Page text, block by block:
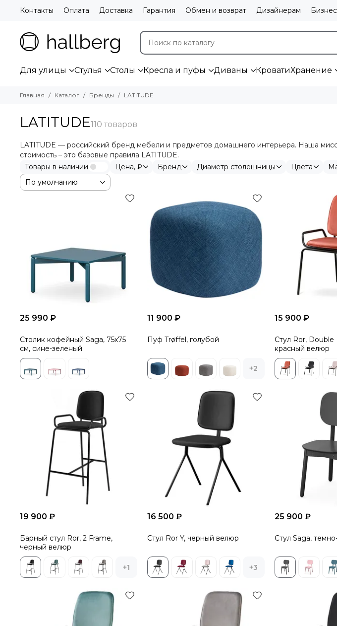
Контакты Оплата Доставка Гарантия Обмен и возврат Дизайнерам
Для улицы Стулья Столы Кресла и пуфы Диваны КроватиХранение
Главная Каталог Бренды LATITUDE
LATITUDE
LATITUDE — российский бренд мебели и предметов домашнего интерьера. Наша
стоимость – это базовые правила LATITUDE.
Товары в наличии
Цена, ₽ Бренд Диаметр столешницы Цвета
25 990 ₽
Столик кофейный Saga, 75х75
см, сине-зеленый
11 900 ₽
Пуф Trøffel, голубой
+2
15 900 ₽
Стул Ror, Double
красный велюр
19 900 ₽
Барный стул Ror, 2 Frame,
черный велюр
+1
16 500 ₽
Стул Ror Y, черный велюр
+3
25 900 ₽
Стул Saga,